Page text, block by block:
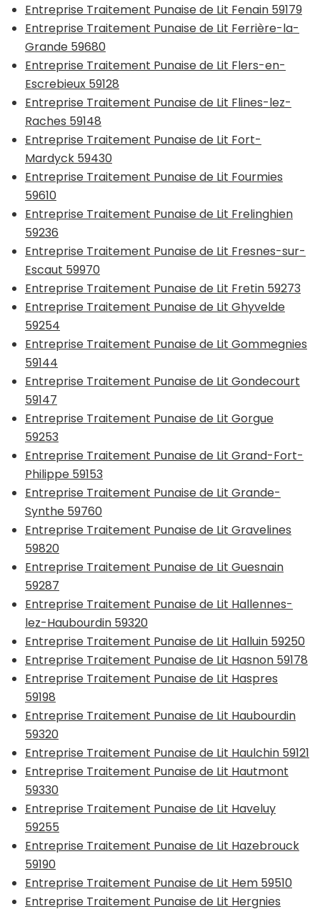
Entreprise Traitement Punaise de Lit Fenain 59179
Entreprise Traitement Punaise de Lit Ferrière-la-
Grande 59680
Entreprise Traitement Punaise de Lit Flers-en-
Escrebieux 59128
Entreprise Traitement Punaise de Lit Flines-lez-
Raches 59148
Entreprise Traitement Punaise de Lit Fort-
Mardyck 59430
Entreprise Traitement Punaise de Lit Fourmies
59610
Entreprise Traitement Punaise de Lit Frelinghien
59236
Entreprise Traitement Punaise de Lit Fresnes-sur-
Escaut 59970
Entreprise Traitement Punaise de Lit Fretin 59273
Entreprise Traitement Punaise de Lit Ghyvelde
59254
Entreprise Traitement Punaise de Lit Gommegnies
59144
Entreprise Traitement Punaise de Lit Gondecourt
59147
Entreprise Traitement Punaise de Lit Gorgue
59253
Entreprise Traitement Punaise de Lit Grand-Fort-
Philippe 59153
Entreprise Traitement Punaise de Lit Grande-
Synthe 59760
Entreprise Traitement Punaise de Lit Gravelines
59820
Entreprise Traitement Punaise de Lit Guesnain
59287
Entreprise Traitement Punaise de Lit Hallennes-
lez-Haubourdin 59320
Entreprise Traitement Punaise de Lit Halluin 59250
Entreprise Traitement Punaise de Lit Hasnon 59178
Entreprise Traitement Punaise de Lit Haspres
59198
Entreprise Traitement Punaise de Lit Haubourdin
59320
Entreprise Traitement Punaise de Lit Haulchin 59121
Entreprise Traitement Punaise de Lit Hautmont
59330
Entreprise Traitement Punaise de Lit Haveluy
59255
Entreprise Traitement Punaise de Lit Hazebrouck
59190
Entreprise Traitement Punaise de Lit Hem 59510
Entreprise Traitement Punaise de Lit Hergnies